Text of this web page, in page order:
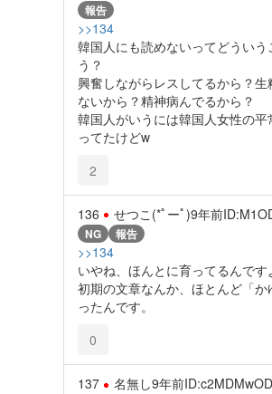
報告
>>134
韓国人にも読めないってどういう
う？
興奮しながらレスしてるから？生
ないから？精神病んでるから？
韓国人がいうには韓国人女性の
ってたけどw
2
136 せつこ(*ﾟーﾟ)9年前
NG 報告
>>134
いやね、ほんとに育ってるんです
初期の文章なんか、ほとんど「
ったんです。
0
137 名無し9年前